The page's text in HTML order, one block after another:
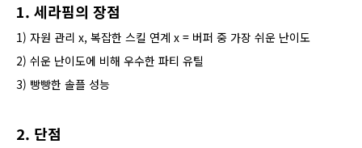
1. 세라핌의 장점
1) 자원 관리 x, 복잡한 스킬 연계 x = 버퍼 중 가장 쉬운 난이도
2) 쉬운 난이도에 비해 우수한 파티 유틸
3) 빵빵한 솔플 성능
2. 단점